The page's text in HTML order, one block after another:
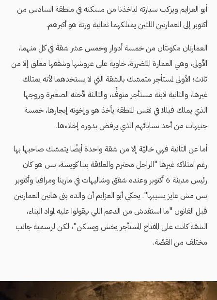
أبو العزايم ويركب سيارته لياخذنا من مسكنه في منطقة السادس من
أكتوبر إلى العمارتين اللتين يمتلكهما ثمانية ورثة هو أكبرهم.
العمارتان مكونتان من خمسة أدوار وخمس عشر شقة في كل منهما،
الأولى، وهي العمارة المتضررة، خاوية على عروشها وشققها مغلق إلا من
ثلاث؛ الأولى لمستأجر متمسّك بالشقة التي لا يستخدهما لأنه يمتلك
غيرها، والثانية لابنة مستأجر متوفٍّ، والثالثة لأخته الصغيرة وزوجها
الذي يملك فيللا في نفس المنطقة يأخذ هو وإخوته إيجارها، خمسة
جنيهات من أحد نسابائهم الذي يرفض بدوره إخلاءها.
أما عن الثانية فهي خاليّة إلا من شقة واحدة أيضًا يتمسّك صاحبها بها
رغم امتلاكه غيرها "الراجل محترم والعلاقة بينا كويسة، بس هو كان
رئيس مدينة 6 أكتوبر وعنده شقق وشاليهات في مارينا ومراقيا وأكتوبر
بس مش عايز يسيبها". يحكي أبو العزايم أن والده بنى هاتين العمارتين
قبل القانون "ما استفدش من الدعم اللي بيقولوا عليه لمواد البناء،
الشقة كانت على المفتاح المستأجر يخش ويسكن"، لكن لرسمية جانب
مختلف من القصّة.